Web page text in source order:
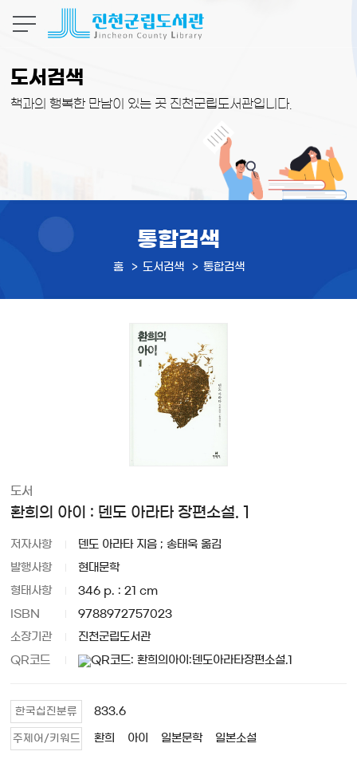
도서검색
책과의 행복한 만남이 있는 곳 진천군립도서관입니다.
통합검색
홈 도서검색 통합검색
도서
환희의 아이 : 덴도 아라타 장편소설. 1
저자사항 덴도 아라타 지음 ; 송태욱 옮김
발행사항 현대문학
형태사항 346 p. : 21 cm
ISBN 9788972757023
소장기관 진천군립도서관
QR코드
한국십진분류 833.6
주제어/키워드 환희 아이 일본문학 일본소설